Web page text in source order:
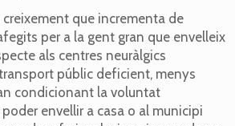
que incrementa de
per a la gent gran que envelleix
als centres neuràlgics
públic deficient, menys
condicionant la voluntat
envellir a casa o al municipi